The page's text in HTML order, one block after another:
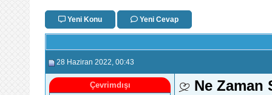
Yeni Konu Yeni Cevap
28 Haziran 2022 , 00:43
Çevrimdışı Ne Zaman